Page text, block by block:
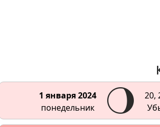
1 января 2024
понедельник
20,